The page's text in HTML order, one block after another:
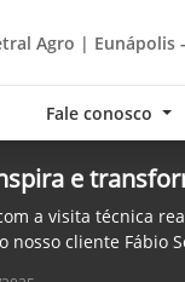
Agro | Eunápolis
Fale conosco
e
a visita técnica
nosso cliente Fábio